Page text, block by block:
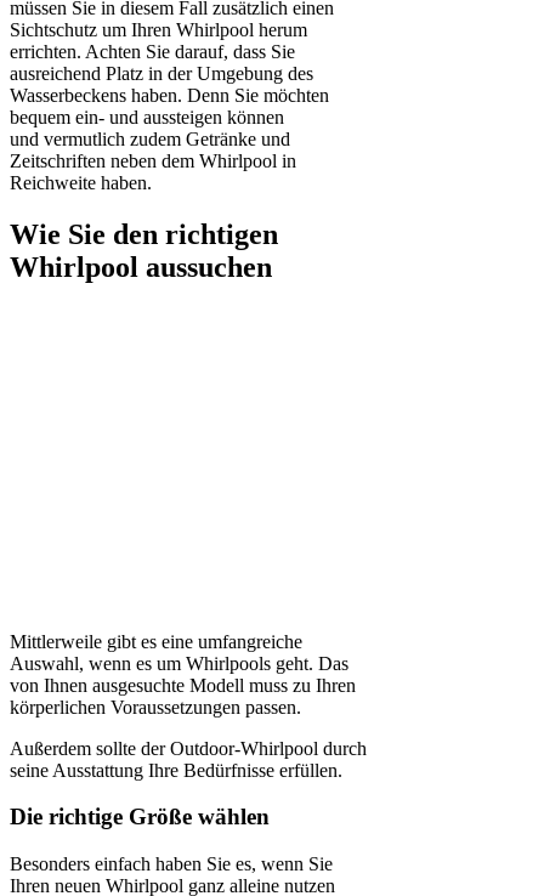
müssen Sie in diesem Fall zusätzlich einen
Sichtschutz um Ihren Whirlpool herum
errichten. Achten Sie darauf, dass Sie
ausreichend Platz in der Umgebung des
Wasserbeckens haben. Denn Sie möchten
bequem ein- und aussteigen können
und vermutlich zudem Getränke und
Zeitschriften neben dem Whirlpool in
Reichweite haben.
Wie Sie den richtigen
Whirlpool aussuchen
Mittlerweile gibt es eine umfangreiche
Auswahl, wenn es um Whirlpools geht. Das
von Ihnen ausgesuchte Modell muss zu Ihren
körperlichen Voraussetzungen passen.
Außerdem sollte der Outdoor-Whirlpool durch
seine Ausstattung Ihre Bedürfnisse erfüllen.
Die richtige Größe wählen
Besonders einfach haben Sie es, wenn Sie
Ihren neuen Whirlpool ganz alleine nutzen